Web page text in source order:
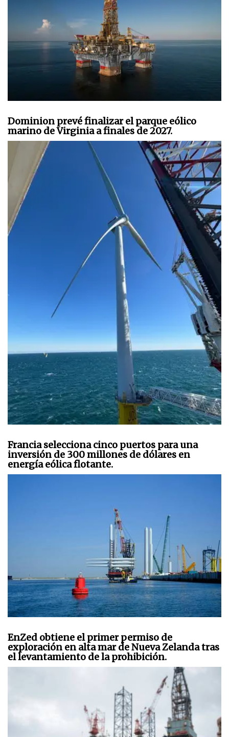
Dominion prevé finalizar el parque eólico
marino de Virginia a finales de 2027.
Francia selecciona cinco puertos para una
inversión de 300 millones de dólares en
energía eólica flotante.
EnZed obtiene el primer permiso de
exploración en alta mar de Nueva Zelanda tras
el levantamiento de la prohibición.